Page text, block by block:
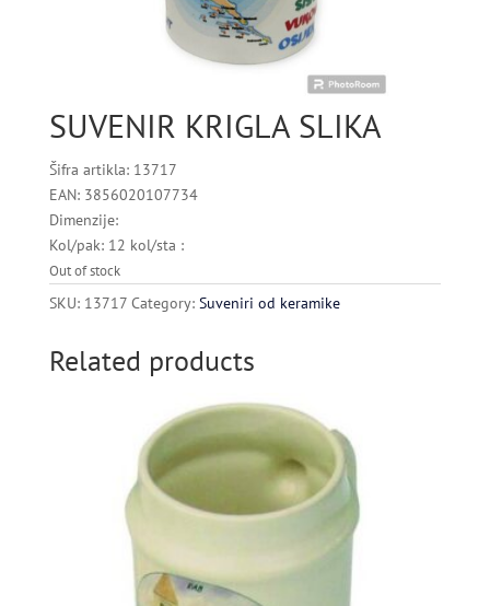
SUVENIR KRIGLA SLIKA
Šifra artikla: 13717
EAN: 3856020107734
Dimenzije:
Kol/pak: 12 kol/sta :
Out of stock
SKU: 13717 Category: Suveniri od keramike
Related products